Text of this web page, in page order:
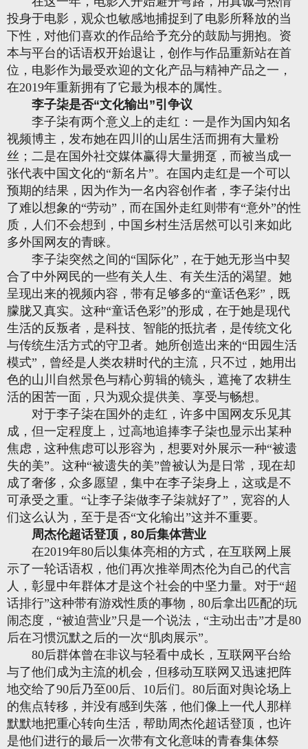
投身于电影，观众也敏感地捕捉到了电影所释放的当
下性，对他们喜欢的作品给予充分的鼓励与拥抱。资
本与平台的话语权开始退让，创作与作品重新站在首
位，电影作为最受欢迎的文化产品与精神产品之一，
在2019年重新拥有了它最为根本的属性。
李子柒是否“文化输出”引争议
李子柒有两个意义上的走红：一是作为国内知名
视频博主，发布她在四川的山居生活而拥有大量粉
丝；二是在国外社交媒体赢得大量拥趸，而被当成一
张代表中国文化的“新名片”。在国内走红是一个可以
预期的结果，因为作为一名内容创作者，李子柒付出
了难以想象的“劳动”，而在国外走红则带有“意外”的性
质，人们不会想到，中国乡村生活居然可以引来如此
多外国网友的青睐。
李子柒突然之间的“国际化”，在于她无形当中契
合了中外网民的一些有关人生、有关生活的渴望。她
呈现出来的视频内容，带有足够多的“童话色彩”，既
朦胧又真实。这种“童话色彩”的形成，在于她是现代
生活的反叛者，是科技、智能的抵抗者，是传统文化
与传统生活方式的守卫者。她所创造出来的“田园生活
模式”，曾经是人类农耕时代的主流，只不过，她用出
色的山川自然景色与精心剪辑的镜头，遮掩了农耕生
活的困苦一面，只为观众提供美、享受与畅想。
对于李子柒在国外的走红，许多中国网友乐见其
成，但一定程度上，过高地追捧李子柒也显示出某种
焦虑，这种焦虑可以形容为，想要对外展示一种“被遗
失的美”。这种“被遗失的美”曾被认为是日常，现在却
成了奢侈，众多愿望，集中在李子柒身上，这或是不
可承受之重。“让李子柒做李子柒就好了”，宽容的人
们这么认为，至于是否“文化输出”这并不重要。
周杰伦超话登顶，80后集体营业
在2019年80后以集体亮相的方式，在互联网上展
示了一轮话语权，他们再次推举周杰伦为自己的代言
人，彰显中年群体才是这个社会的中坚力量。对于“超
话排行”这种带有游戏性质的事物，80后拿出匹配的玩
闹态度，“被迫营业”只是一个说法，“主动出击”才是80
后在习惯沉默之后的一次“肌肉展示”。
80后群体曾在非议与轻看中成长，互联网平台给
与了他们成为主流的机会，但移动互联网又迅速把阵
地交给了90后乃至00后、10后们。80后面对舆论场上
的焦点转移，并没有感到失落，他们像上一代人那样
默默地把重心转向生活，帮助周杰伦超话登顶，也许
是他们进行的最后一次带有文化意味的青春集体祭